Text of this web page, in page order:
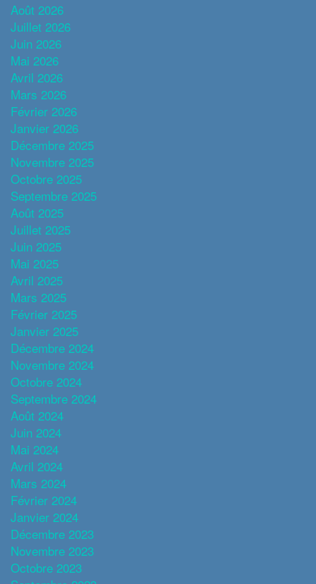
Août 2026
Juillet 2026
Juin 2026
Mai 2026
Avril 2026
Mars 2026
Février 2026
Janvier 2026
Décembre 2025
Novembre 2025
Octobre 2025
Septembre 2025
Août 2025
Juillet 2025
Juin 2025
Mai 2025
Avril 2025
Mars 2025
Février 2025
Janvier 2025
Décembre 2024
Novembre 2024
Octobre 2024
Septembre 2024
Août 2024
Juin 2024
Mai 2024
Avril 2024
Mars 2024
Février 2024
Janvier 2024
Décembre 2023
Novembre 2023
Octobre 2023